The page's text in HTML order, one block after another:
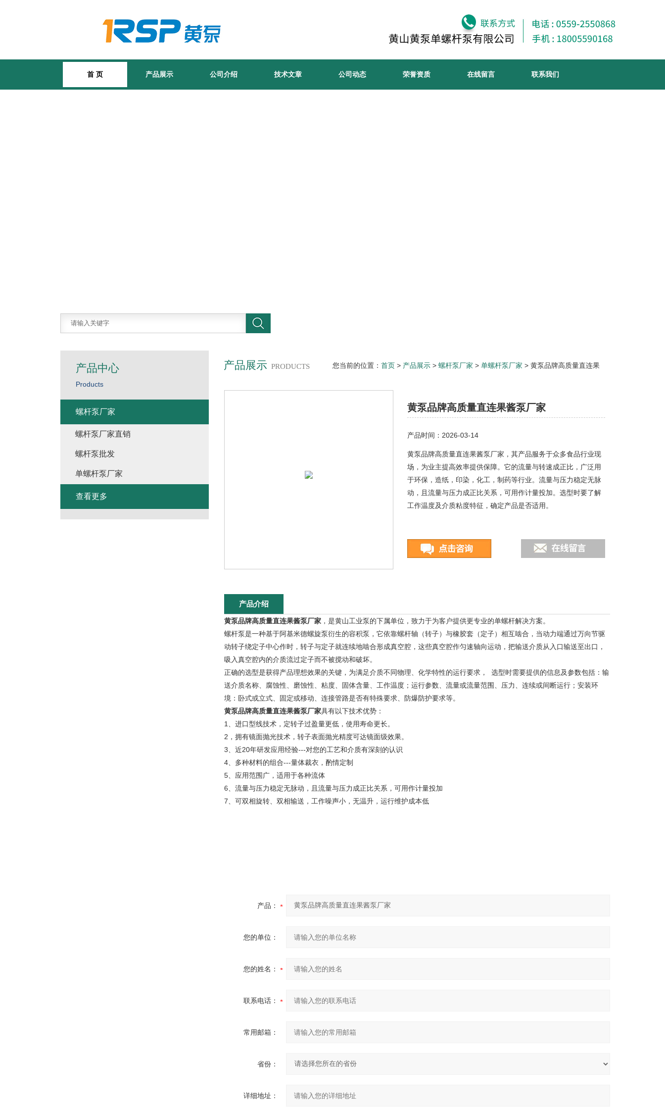
首 页 产品展示 公司介绍 技术文章 公司动态 荣誉资质 在线留言 联系我们
产品展示 PRODUCTS 您当前的位置： 首页 > 产品展示 > 螺杆泵厂家 > 单螺杆泵厂家 > 黄泵品牌高质量直连果
黄泵品牌高质量直连果酱泵厂家
产品时间：2026-03-14
黄泵品牌高质量直连果酱泵厂家，其产品服务于众多食品行业现
场，为业主提高效率提供保障。它的流量与转速成正比，广泛用
于环保，造纸，印染，化工，制药等行业。流量与压力稳定无脉
动，且流量与压力成正比关系，可用作计量投加。选型时要了解
工作温度及介质粘度特征，确定产品是否适用。
产品介绍
黄泵品牌高质量直连果酱泵厂家 ，是黄山工业泵的下属单位，致力于为客户提供更专业的单螺杆解决方案。
螺杆泵是一种基于阿基米德螺旋泵衍生的容积泵，它依靠螺杆轴（转子）与橡胶套（定子）相互啮合，当动力端通过万向节驱
动转子绕定子中心作时，转子与定子就连续地啮合形成真空腔，这些真空腔作匀速轴向运动，把输送介质从入口输送至出口，
吸入真空腔内的介质流过定子而不被搅动和破坏。
正确的选型是获得产品理想效果的关键，为满足介质不同物理、化学特性的运行要求， 选型时需要提供的信息及参数包括：输
送介质名称、腐蚀性、磨蚀性、粘度、固体含量、工作温度；运行参数、流量或流量范围、压力、连续或间断运行；安装环
境：卧式或立式、固定或移动、连接管路是否有特殊要求、防爆防护要求等。
黄泵品牌高质量直连果酱泵厂家具有以下技术优势：
1、进口型线技术，定转子过盈量更低，使用寿命更长。
2，拥有镜面抛光技术，转子表面抛光精度可达镜面级效果。
3、近20年研发应用经验---对您的工艺和介质有深刻的认识
4、多种材料的组合---量体裁衣，酌情定制
5、应用范围广，适用于各种流体
6、流量与压力稳定无脉动，且流量与压力成正比关系，可用作计量投加
7、可双相旋转、双相输送，工作噪声小，无温升，运行维护成本低
产品：
您的单位：
您的姓名：
联系电话：
常用邮箱：
省份：
详细地址：
产品中心
Products
螺杆泵厂家
螺杆泵厂家直销
螺杆泵批发
单螺杆泵厂家
查看更多